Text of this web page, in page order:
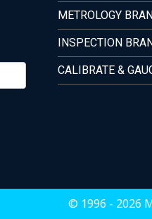
METROLOGY
INSPECTION
CALIBRATE &
© 1996 - 2026